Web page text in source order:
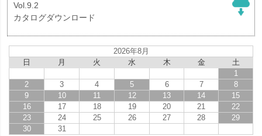
Vol.9.2
カタログダウンロード
2026年8月
日
月 火 水 木 金
土
1
2
3 4 5 6 7
8
9
10 11 12 13 14
15
16
17 18 19 20 21
22
23
24 25 26 27 28
29
30
31